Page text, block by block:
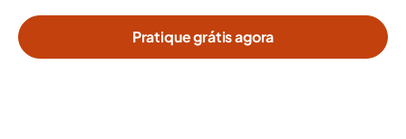
Pratique grátis agora